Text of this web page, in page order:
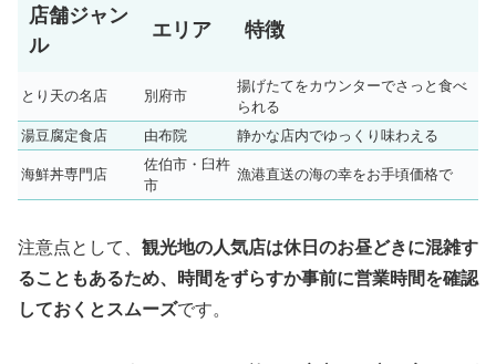
店舗ジャン
ル
エリア 特徴
とり天の名店 別府市
揚げたてをカウンターでさっと食べ
られる
湯豆腐定食店
由布院 静かな店内でゆっくり味わえる
海鮮丼専門店
佐伯市・臼杵
市
漁港直送の海の幸をお手頃価格で
注意点として、 観光地の人気店は休日のお昼どきに混雑す
ることもあるため、時間をずらすか事前に営業時間を確認
しておくとスムーズです。